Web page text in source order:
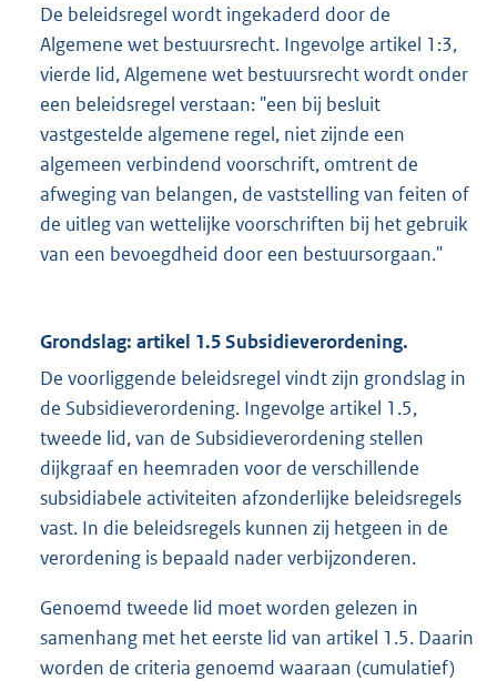
De beleidsregel wordt ingekaderd door de
Algemene wet bestuursrecht. Ingevolge artikel 1:3,
vierde lid, Algemene wet bestuursrecht wordt onder
een beleidsregel verstaan: "een bij besluit
vastgestelde algemene regel, niet zijnde een
algemeen verbindend voorschrift, omtrent de
afweging van belangen, de vaststelling van feiten of
de uitleg van wettelijke voorschriften bij het gebruik
van een bevoegdheid door een bestuursorgaan."
Grondslag: artikel 1.5 Subsidieverordening.
De voorliggende beleidsregel vindt zijn grondslag in
de Subsidieverordening. Ingevolge artikel 1.5,
tweede lid, van de Subsidieverordening stellen
dijkgraaf en heemraden voor de verschillende
subsidiabele activiteiten afzonderlijke beleidsregels
vast. In die beleidsregels kunnen zij hetgeen in de
verordening is bepaald nader verbijzonderen.
Genoemd tweede lid moet worden gelezen in
samenhang met het eerste lid van artikel 1.5. Daarin
worden de criteria genoemd waaraan (cumulatief)